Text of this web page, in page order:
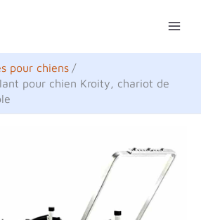
pour chiens
pour chien Kroity, chariot de